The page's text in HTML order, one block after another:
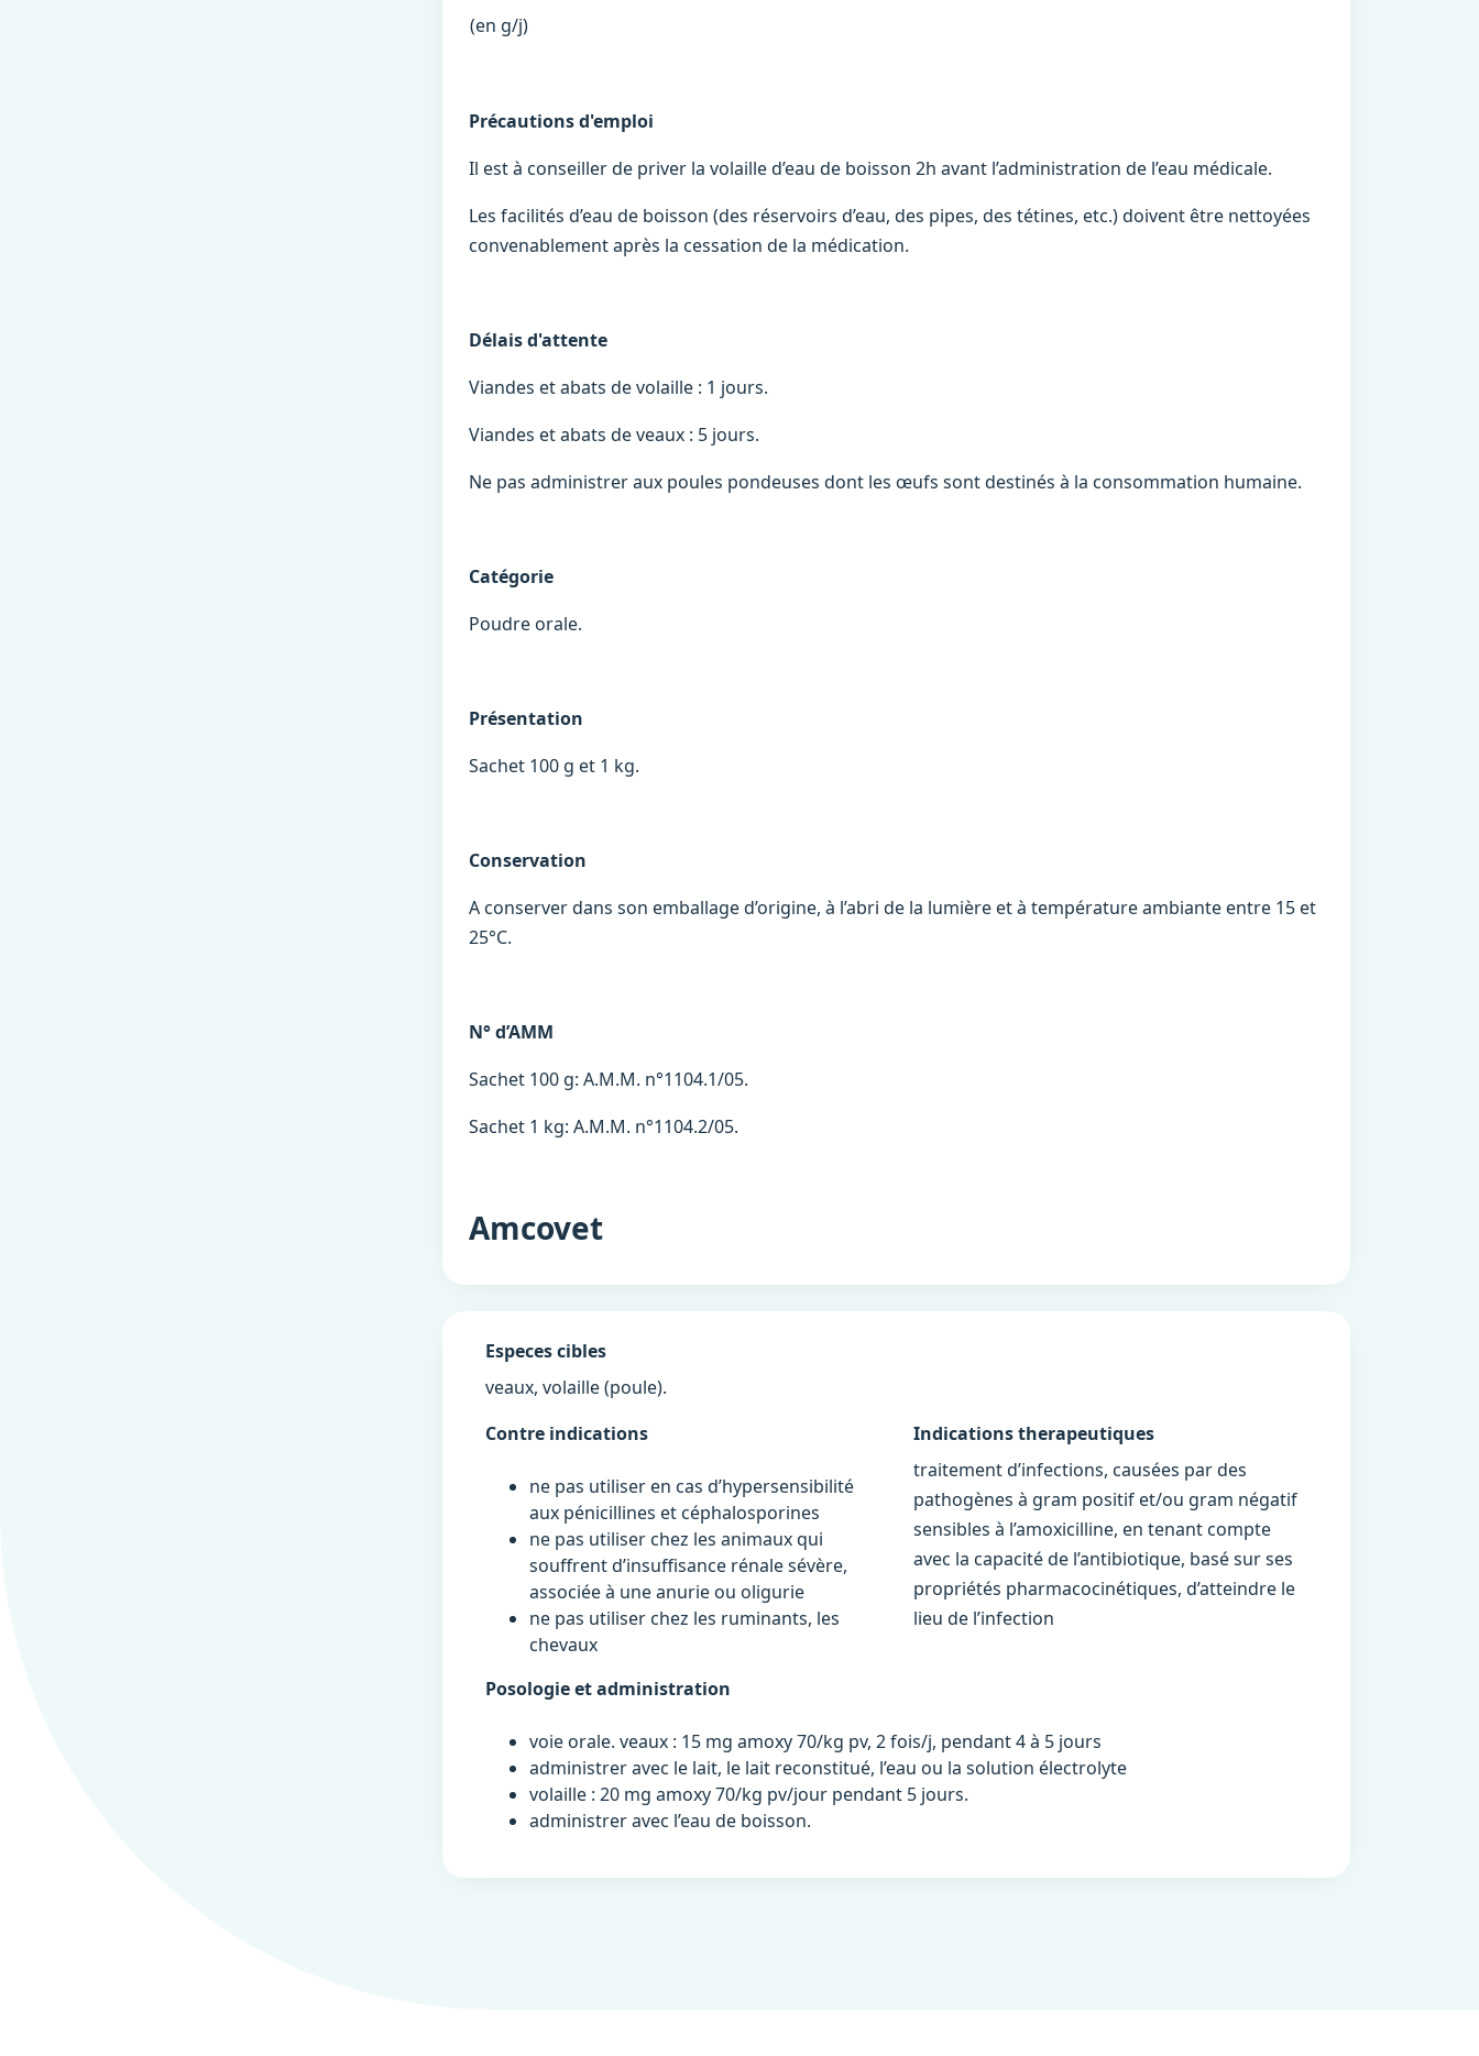
(en g/j)
Précautions d'emploi
Il est à conseiller de priver la volaille d’eau de boisson 2h avant l’administration de l’eau médicale.
Les facilités d’eau de boisson (des réservoirs d’eau, des pipes, des tétines, etc.) doivent être nettoyées
convenablement après la cessation de la médication.
Délais d'attente
Viandes et abats de volaille : 1 jours.
Viandes et abats de veaux : 5 jours.
Ne pas administrer aux poules pondeuses dont les œufs sont destinés à la consommation humaine.
Catégorie
Poudre orale.
Présentation
Sachet 100 g et 1 kg.
Conservation
A conserver dans son emballage d’origine, à l’abri de la lumière et à température ambiante entre 15 et
25°C.
N° d’AMM
Sachet 100 g: A.M.M. n°1104.1/05.
Sachet 1 kg: A.M.M. n°1104.2/05.
Amcovet
Especes cibles
veaux, volaille (poule).
Contre indications
ne pas utiliser en cas d’hypersensibilité
aux pénicillines et céphalosporines
ne pas utiliser chez les animaux qui
souffrent d’insuffisance rénale sévère,
associée à une anurie ou oligurie
ne pas utiliser chez les ruminants, les
chevaux
Indications therapeutiques
traitement d’infections, causées par des
pathogènes à gram positif et/ou gram négatif
sensibles à l’amoxicilline, en tenant compte
avec la capacité de l’antibiotique, basé sur ses
propriétés pharmacocinétiques, d’atteindre le
lieu de l’infection
Posologie et administration
voie orale. veaux : 15 mg amoxy 70/kg pv, 2 fois/j, pendant 4 à 5 jours
administrer avec le lait, le lait reconstitué, l’eau ou la solution électrolyte
volaille : 20 mg amoxy 70/kg pv/jour pendant 5 jours.
administrer avec l’eau de boisson.